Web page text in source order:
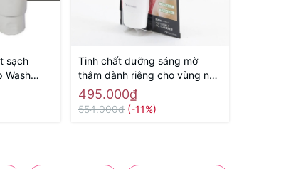
sạch
Wash
chính
Tinh chất dưỡng sáng mờ
thâm dành riêng cho vùng nhũ
hoa, vùng bikini, nách, đùi
trong Beppin Body Virgin
White Serum MICCOSMO 30g
495.000₫
554.000₫ (-11%)